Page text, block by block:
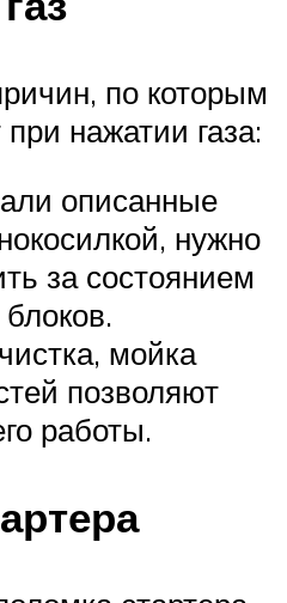
по которым
нажатии газа:
описанные
нужно
за состоянием
мойка
позволяют
работы.